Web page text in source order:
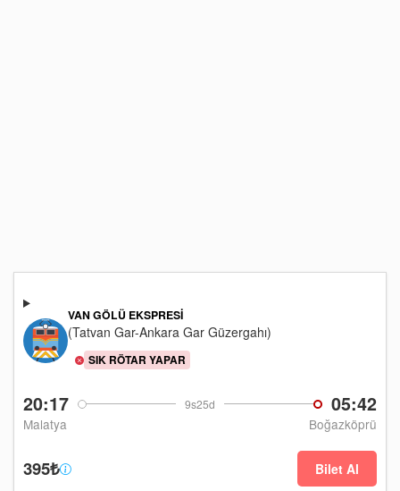
20:17 9s25d 05:42
Malatya Boğazköprü
VAN GÖLÜ EKSPRESI
(Tatvan Gar-Ankara Gar Güzergahı)
SIK RÖTAR YAPAR
395₺
Bilet Al